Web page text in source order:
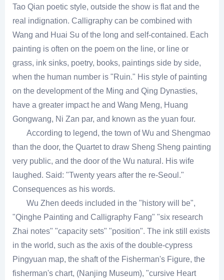
Tao Qian poetic style, outside the show is flat and the
real indignation. Calligraphy can be combined with
Wang and Huai Su of the long and self-contained. Each
painting is often on the poem on the line, or line or
grass, ink sinks, poetry, books, paintings side by side,
when the human number is "Ruin." His style of painting
on the development of the Ming and Qing Dynasties,
have a greater impact he and Wang Meng, Huang
Gongwang, Ni Zan par, and known as the yuan four.
According to legend, the town of Wu and Shengmao
than the door, the Quartet to draw Sheng Sheng painting
very public, and the door of the Wu natural. His wife
laughed. Said: "Twenty years after the re-Seoul."
Consequences as his words.
Wu Zhen deeds included in the "history will be",
"Qinghe Painting and Calligraphy Fang" "six research
Zhai notes" "capacity sets" "position". The ink still exists
in the world, such as the axis of the double-cypress
Pingyuan map, the shaft of the Fisherman's Figure, the
fisherman's chart, (Nanjing Museum), "cursive Heart